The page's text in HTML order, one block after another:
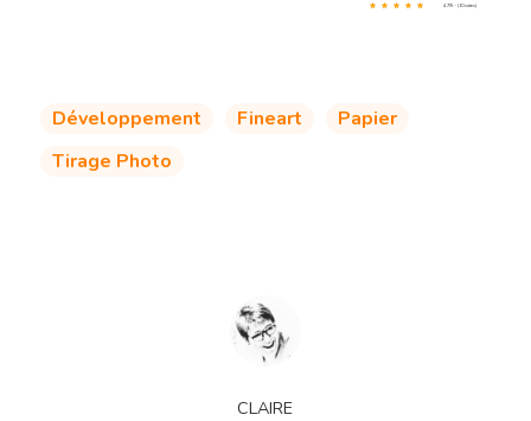
4.7/5 - (10 votes)
Développement Fineart
Papier
Tirage Photo
CLAIRE